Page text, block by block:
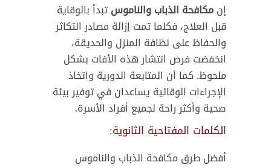
إنمكافحة الذباب والناموستبدأ بالوقاية
قبل العلاج، فكلما تمت إزالة مصادر التكاثر
والحفاظ على نظافة المنزل والحديقة،
انخفضت فرص انتشار هذه الأفات بشكل
ملحوظ. كما أن المتابعة الدورية واتخاذ
الإجراءات الوقائية يساعدان في توفير بيئة
صحية وأكثر راحة لجميع أفراد الأسرة.
الكلمات المفتاحية الثانوية:
أفضل طرق مكافحة الذباب والناموس